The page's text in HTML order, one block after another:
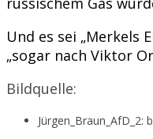
Und es sei „Merkels
„sogar nach Viktor
Bildquelle:
Jürgen_Braun_AfD_2: